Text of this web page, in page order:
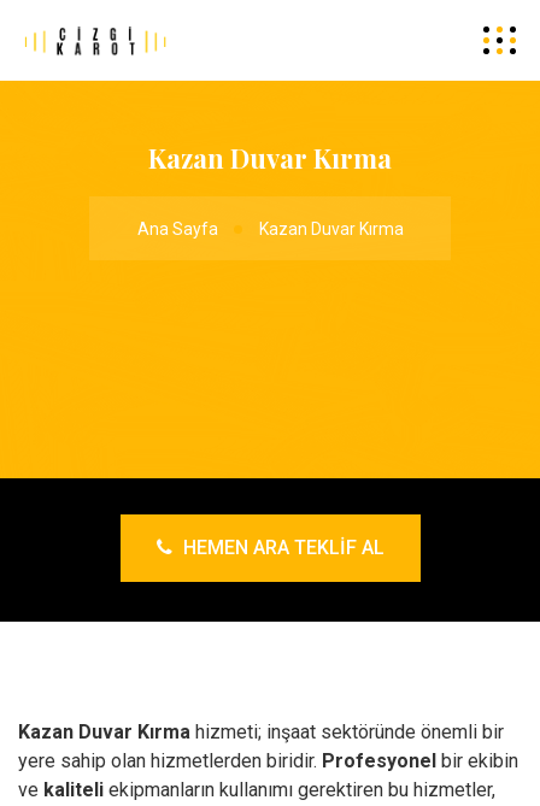
Kazan Duvar Kırma
Ana Sayfa Kazan Duvar Kırma
HEMEN ARA TEKLIF AL
Kazan Duvar Kırma hizmeti; inşaat sektöründe önemli bir
yere sahip olan hizmetlerden biridir. Profesyonel bir ekibin
ve kaliteli ekipmanların kullanımı gerektiren bu hizmetler,